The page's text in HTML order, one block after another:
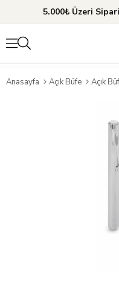
5.000₺ Üzeri
Anasayfa Açık Büfe Açık